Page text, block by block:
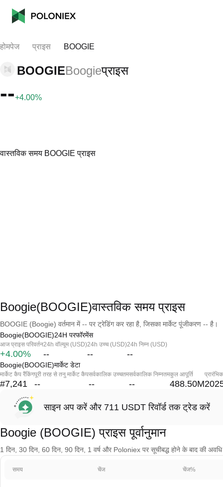
होमपेज प्राइस BOOGIE
BOOGIEBoogieप्राइस
--+4.00%
वास्तविक समय BOOGIE प्राइस
Boogie(BOOGIE)वास्तविक समय प्राइस
BOOGIE (Boogie) वर्तमान में -- पर ट्रेडिंग कर रहा है, जिसका मार्केट पूंजीकरण -- है।
Boogie(BOOGIE)24H परफॉरमेंस
आज प्राइस परिवर्तन
+4.00%
24h वॉल्यूम (USD)
--
24h उच्च (USD)
--
24h निम्न (USD)
--
Boogie(BOOGIE)मार्केट डेटा
मार्केट कैप रैंकिंग
#7,241
पूरी तरह से तनु मार्केट कैप
--
सर्वकालिक उच्चतम
--
सर्वकालिक निम्नतम
--
कुल आपूर्ति
488.50M
साइन अप करें और 711 USDT रिवॉर्ड तक ट्रेड करें
Boogie (BOOGIE) प्राइस पूर्वानुमान
1 दिन, 30 दिन, 60 दिन, 90 दिन, 1 वर्ष और Poloniex पर सूचीबद्ध होने के बाद की
समय चेंज चेंज%